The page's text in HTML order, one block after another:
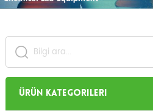
Ürün Kategorileri